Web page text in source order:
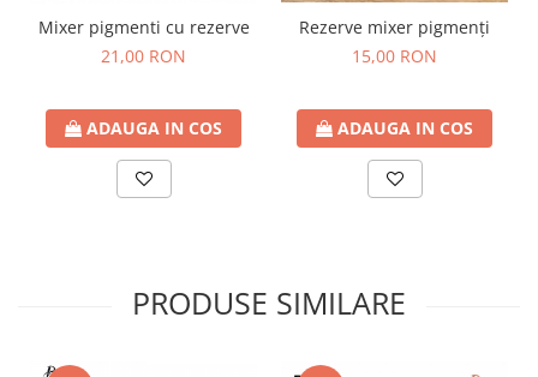
Mixer pigmenti cu rezerve
21,00 RON
ADAUGA IN COS
Rezerve mixer pigmenți
15,00 RON
ADAUGA IN COS
PRODUSE SIMILARE